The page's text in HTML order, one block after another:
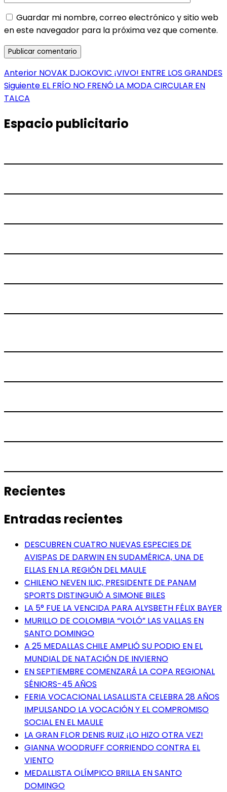
Guardar mi nombre, correo electrónico y sitio web
en este navegador para la próxima vez que comente.
Navegación
de
Anterior Entrada
anterior:
NOVAK DJOKOVIC ¡VIVO! ENTRE LOS GRANDES
Siguiente Entrada
EL FRÍO NO FRENÓ LA MODA CIRCULAR EN
TALCA
Espacio publicitario
Recientes
Entradas recientes
DESCUBREN CUATRO NUEVAS ESPECIES DE
AVISPAS DE DARWIN EN SUDAMÉRICA, UNA DE
ELLAS EN LA REGIÓN DEL MAULE
CHILENO NEVEN ILIC, PRESIDENTE DE PANAM
SPORTS DISTINGUIÓ A SIMONE BILES
LA 5° FUE LA VENCIDA PARA ALYSBETH FÉLIX BAYER
MURILLO DE COLOMBIA “VOLÓ” LAS VALLAS EN
SANTO DOMINGO
A 25 MEDALLAS CHILE AMPLIÓ SU PODIO EN EL
MUNDIAL DE NATACIÓN DE INVIERNO
EN SEPTIEMBRE COMENZARÁ LA COPA REGIONAL
SÉNIORS-45 AÑOS
FERIA VOCACIONAL LASALLISTA CELEBRA 28 AÑOS
IMPULSANDO LA VOCACIÓN Y EL COMPROMISO
SOCIAL EN EL MAULE
LA GRAN FLOR DENIS RUIZ ¡LO HIZO OTRA VEZ!
GIANNA WOODRUFF CORRIENDO CONTRA EL
VIENTO
MEDALLISTA OLÍMPICO BRILLA EN SANTO
DOMINGO